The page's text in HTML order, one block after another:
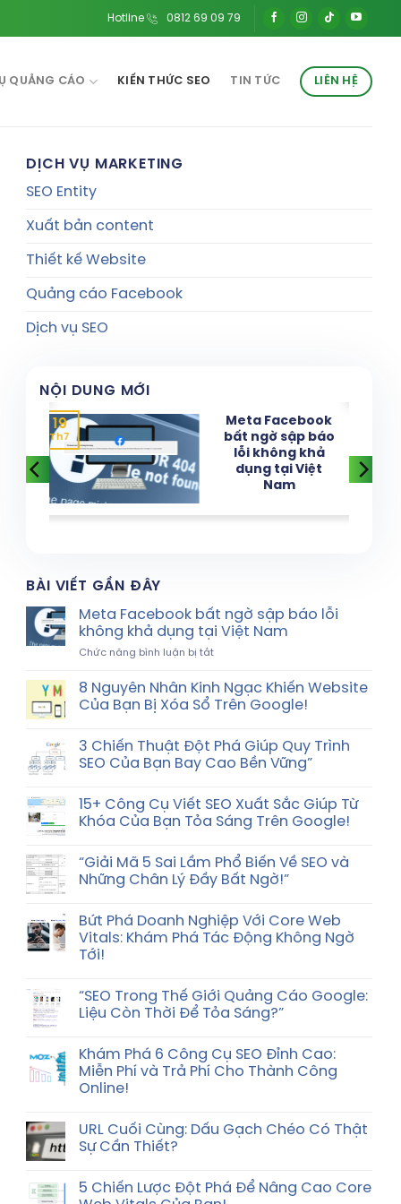
Hotline 0812 69 09 79
QUẢNG CÁO KIẾN THỨC SEO TIN TỨC LIÊN HỆ
DỊCH VỤ MARKETING
SEO Entity
Xuất bản content
Thiết kế Website
Quảng cáo Facebook
Dịch vụ SEO
NỘI DUNG MỚI
Meta Facebook
bất ngờ sập báo
lỗi không khả
dụng tại Việt
Nam
19
Th7
BÀI VIẾT GẦN ĐÂY
Meta Facebook bất ngờ sập báo lỗi
không khả dụng tại Việt Nam
Chức năng bình luận bị tắtở
Facebook
bất
ngờ
báo
lỗi
dụng
tại
8 Nguyên Nhân Kinh Ngạc Khiến Website
Của Bạn Bị Xóa Sổ Trên Google!
3 Chiến Thuật Đột Phá Giúp Quy Trình
SEO Của Bạn Bay Cao Bền Vững”
15+ Công Cụ Viết SEO Xuất Sắc Giúp Từ
Khóa Của Bạn Tỏa Sáng Trên Google!
“Giải Mã 5 Sai Lầm Phổ Biến Về SEO và
Những Chân Lý Đầy Bất Ngờ!”
Bứt Phá Doanh Nghiệp Với Core Web
Vitals: Khám Phá Tác Động Không Ngờ
Tới!
“SEO Trong Thế Giới Quảng Cáo Google:
Liệu Còn Thời Để Tỏa Sáng?”
Khám Phá 6 Công Cụ SEO Đỉnh Cao:
Miễn Phí và Trả Phí Cho Thành Công
Online!
URL Cuối Cùng: Dấu Gạch Chéo Có Thật
Sự Cần Thiết?
5 Chiến Lược Đột Phá Để Nâng Cao Core